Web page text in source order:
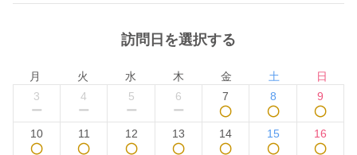
訪問日を選択する
月 火 水 木 金 土
日
3
ー
4
ー
5
ー
6
ー
7
◯
8
◯
9
◯
10
◯
11
◯
12
◯
13
◯
14
◯
15
◯
16
◯